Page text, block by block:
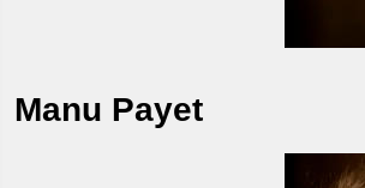
Manu Payet